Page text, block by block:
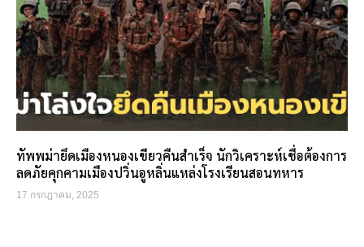
ทัพพม่ายึดเมืองหนองเขียวคืนสำเร็จ นักวิเคราะห์เชื่อต้องการ
ลดภัยคุกคามเมืองปวิ่นอูหลิ่นแหล่งโรงเรียนสอนทหาร
17 กรกฎาคม, 2025